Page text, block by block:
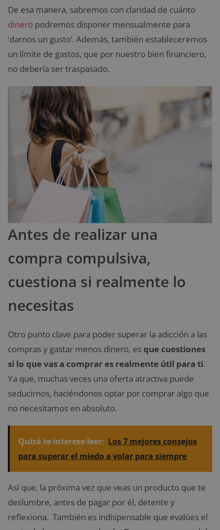
De esa manera, sabremos con claridad de cuánto
dinero podremos disponer mensualmente para
‘darnos un gusto’. Además, también estableceremos
un límite de gastos, que por nuestro bien financiero,
no debería ser traspasado.
Antes de realizar una
compra compulsiva,
cuestiona si realmente lo
necesitas
Otro punto clave para poder superar la adicción a las
compras y gastar menos dinero, es que cuestiones
si lo que vas a comprar es realmente útil para ti.
Ya que, muchas veces una oferta atractiva puede
seducirnos, haciéndonos optar por comprar algo que
no necesitamos en absoluto.
Quizá te interese leer: Los 7 mejores consejos
para superar el miedo a volar para siempre
Así que, la próxima vez que veas un producto que te
deslumbre, antes de pagar por él, detente y
reflexiona. También es indispensable que evalúes el